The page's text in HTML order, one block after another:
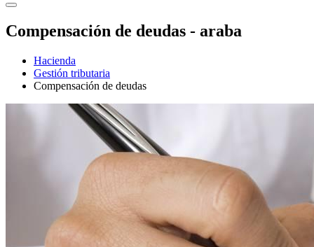
Compensación de deudas - araba
Hacienda
Gestión tributaria
Compensación de deudas